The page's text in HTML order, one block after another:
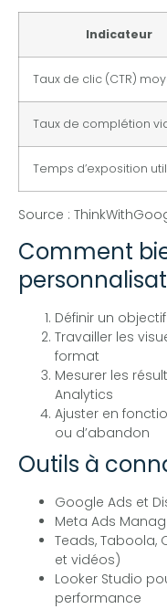
Indicateur
Taux de clic (CTR)
Taux de complétion
Temps d’exposition
Source :
Comment
Définir un
Travailler les
format
Mesurer les
Analytics
Ajuster en
ou d’abandon
Outils à
Google Ads et
Meta Ads
Teads, Taboola,
et vidéos)
Looker Studio
performance